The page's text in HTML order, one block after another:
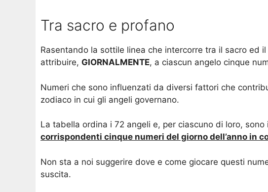
Tra sacro e profano
Rasentando la sottile linea che intercorre tra il sacro ed
attribuire, GIORNALMENTE, a ciascun angelo cinque
Numeri che sono influenzati da diversi fattori che
zodiaco in cui gli angeli governano.
La tabella ordina i 72 angeli e, per ciascuno di loro,
corrispondenti cinque numeri del giorno dell’anno in
Non sta a noi suggerire dove e come giocare questi
suscita.